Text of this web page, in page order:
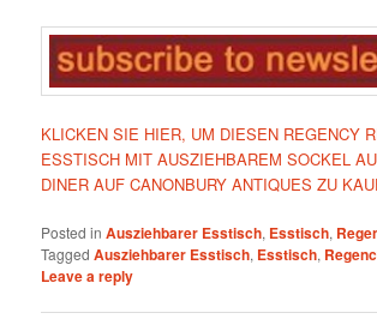
KLICKEN SIE HIER, UM DIESEN REGENCY
ESSTISCH MIT AUSZIEHBAREM SOCKEL
DINER AUF CANONBURY ANTIQUES ZU
Posted in Ausziehbarer Esstisch, Esstisch,
Tagged Ausziehbarer Esstisch, Esstisch,
Leave a reply